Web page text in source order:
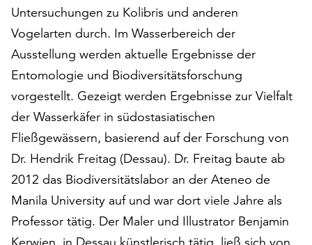
Schaltfläche
„Cookie-
Einstellungen“
zur
Verfügung.
Funktionale
Cookies
werden
auch
ohne
Ihr
Einverständnis
ausgeführt.
Untersuchungen zu Kolibris und anderen
Vogelarten durch. Im Wasserbereich der
Ausstellung werden aktuelle Ergebnisse der
Entomologie und Biodiversitätsforschung
vorgestellt. Gezeigt werden Ergebnisse zur Vielfalt
der Wasserkäfer in südostasiatischen
Fließgewässern, basierend auf der Forschung von
Dr. Hendrik Freitag (Dessau). Dr. Freitag baute ab
2012 das Biodiversitätslabor an der Ateneo de
Manila University auf und war dort viele Jahre als
Professor tätig. Der Maler und Illustrator Benjamin